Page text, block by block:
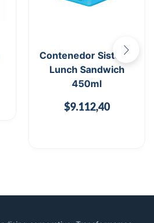
Contenedor Sistema
Lunch Sandwich
450ml
$9.112,40